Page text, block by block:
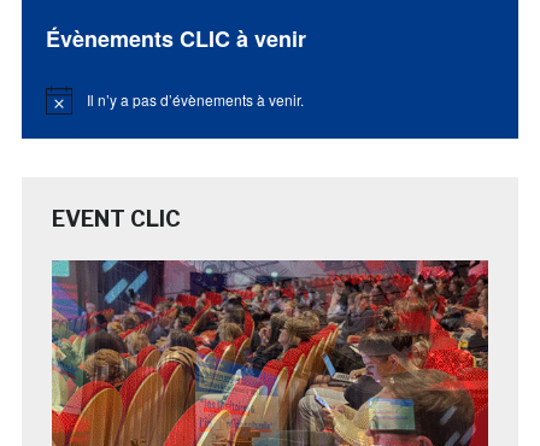
Évènements CLIC à venir
Notice Il n’y a pas d’évènements à venir.
EVENT CLIC